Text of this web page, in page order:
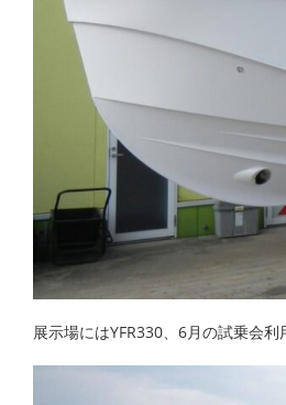
展示場にはYFR330、6月の試乗会